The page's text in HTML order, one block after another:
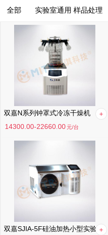
全部 实验室通用 样品处理
综合排序
月销量高到低
价格高到低
满意度高到低
双嘉N系列钟罩式冷冻干燥机
14300.00-22660.00 元/台
双嘉SJIA-5F硅油加热小型实验室真空冷冻干燥机隔板温差小适合小批量生物制药热敏霉菌脱水干燥箱